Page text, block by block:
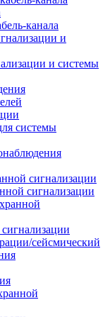
канала
и системы
системы
сигнализации
сигнализации
сейсмический